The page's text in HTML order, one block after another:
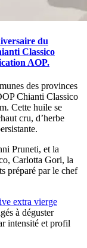
du
Classico
AOP.
des provinces
Chianti Classico
Cette huile se
cru, d’herbe
Pruneti, et la
Carlotta Gori, la
préparé par le chef
extra vierge
à déguster
intensité et profil